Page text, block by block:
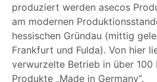
produziert werden asecos
am modernen
hessischen Gründau (mittig
Frankfurt und Fulda). Von hier
verwurzelte Betrieb in über 100
Produkte „Made in Germany“.